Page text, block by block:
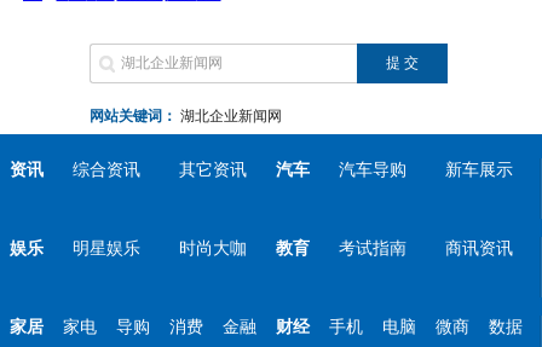
网站关键词： 湖北企业新闻网
资讯 综合资讯 其它资讯 汽车 汽车导购 新车展示
娱乐 明星娱乐 时尚大咖 教育 考试指南 商讯资讯
家居 家电 导购 消费 金融 财经 手机 电脑 微商 数据